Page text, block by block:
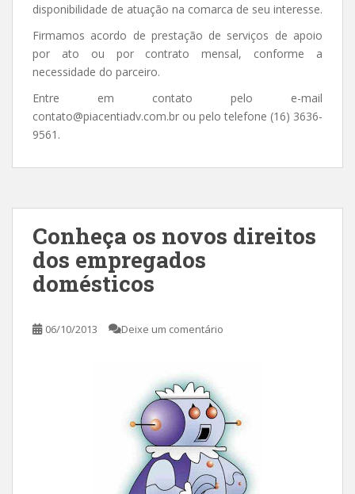
disponibilidade de atuação na comarca de seu interesse.
Firmamos acordo de prestação de serviços de apoio
por ato ou por contrato mensal, conforme a
necessidade do parceiro.
Entre em contato pelo e-mail
contato@piacentiadv.com.br ou pelo telefone (16) 3636-
9561.
Conheça os novos direitos
dos empregados
domésticos
06/10/2013 Deixe um comentário